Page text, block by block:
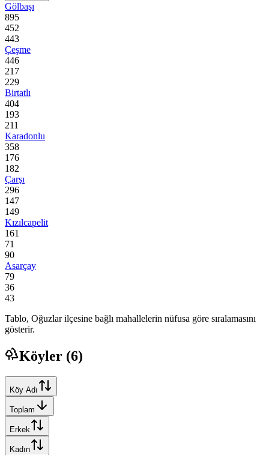
Gölbaşı
895
452
443
Çeşme
446
217
229
Birtatlı
404
193
211
Karadonlu
358
176
182
Çarşı
296
147
149
Kızılcapelit
161
71
90
Asarçay
79
36
43
Tablo, Oğuzlarilçesine bağlı mahallelerin nüfusa göre sıralamasını
gösterir.
Köyler (6)
Köy Adı
Toplam
Erkek
Kadın